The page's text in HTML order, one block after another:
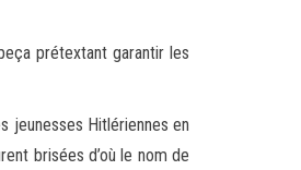
prétextant garantir les
jeunesses Hitlériennes en
brisées d’où le nom de